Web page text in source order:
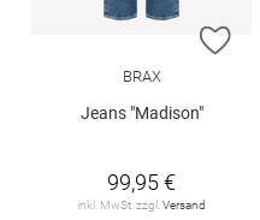
BRAX
Jeans "Madison"
99,95 €
inkl. MwSt. zzgl. Versand